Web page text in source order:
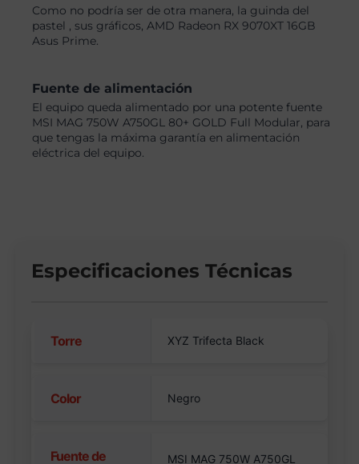
Como no podría ser de otra manera, la guinda del
pastel , sus gráficos, AMD Radeon RX 9070XT 16GB
Asus Prime.
Fuente de alimentación
El equipo queda alimentado por una potente fuente
MSI MAG 750W A750GL 80+ GOLD Full Modular, para
que tengas la máxima garantía en alimentación
eléctrica del equipo.
Especificaciones Técnicas
Torre XYZ Trifecta Black
Color Negro
Fuente de
MSI MAG 750W A750GL